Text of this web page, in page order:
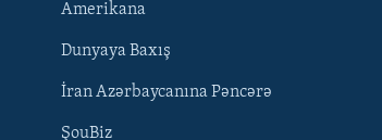
BIZI IZLƏYIN
Amerikana
Dunyaya Baxış
İran Azərbaycanına Pəncərə
ŞouBiz